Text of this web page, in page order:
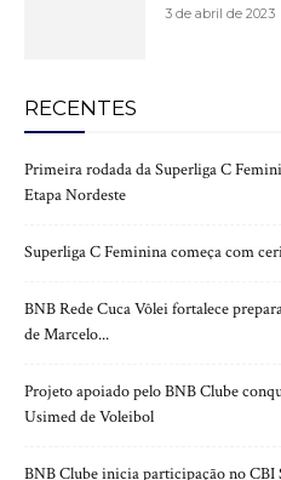
3 de abril de 2023
RECENTES
Primeira rodada da Superliga C
Etapa Nordeste
Superliga C Feminina começa com
BNB Rede Cuca Vôlei fortalece
de Marcelo...
Projeto apoiado pelo BNB Clube
Usimed de Voleibol
BNB Clube inicia participação no CBI